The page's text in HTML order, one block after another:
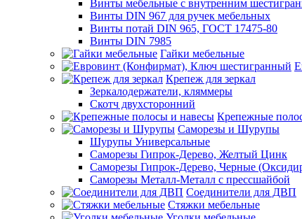
Винты мебельные с внутренним
Винты DIN 967 для ручек мебельных
Винты потай DIN 965, ГОСТ 17475-80
Винты DIN 7985
Гайки мебельные
Крепеж для зеркал
Зеркалодержатели, кляммеры
Скотч двухсторонний
Крепежные
Саморезы и Шурупы
Шурупы Универсальные
Саморезы Гипрок-Дерево, Желтый Цинк
Саморезы Гипрок-Дерево, Черные
Саморезы Металл-Металл с прессшайбой
Соединители для ДВП
Стяжки мебельные